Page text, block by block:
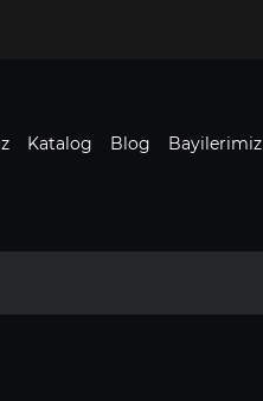
Katalog Blog Bayilerimiz